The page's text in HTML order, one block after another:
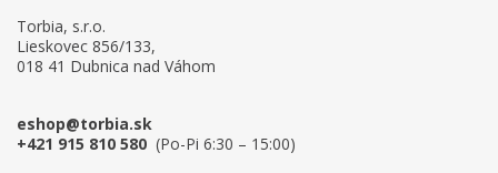
Torbia, s.r.o.
Lieskovec 856/133,
018 41 Dubnica nad Váhom
eshop@torbia.sk
+421 915 810 580 (Po-Pi 6:30 – 15:00)